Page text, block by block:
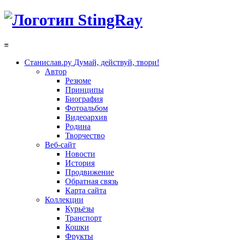
≡
Станислав.ру Думай, действуй, твори!
Автор
Резюме
Принципы
Биография
Фотоальбом
Видеоархив
Родина
Творчество
Веб-сайт
Новости
История
Продвижение
Обратная связь
Карта сайта
Коллекции
Курьёзы
Транспорт
Кошки
Фрукты